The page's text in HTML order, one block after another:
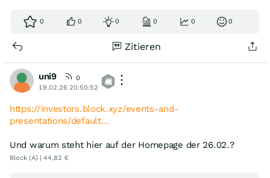
0 0 0 0 0 0
Zitieren
uni9
0
19.02.26 20:50:52
https://investors.block.xyz/events-and-
presentations/default…
Und warum steht hier auf der Homepage der 26.02.?
Block (A) | 44,82 €